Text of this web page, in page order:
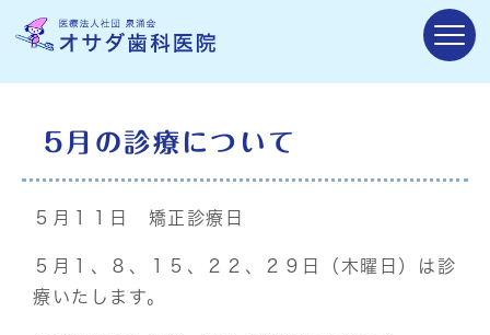
5月の診療について
５月１１日 矯正診療日
５月１、８、１５、２２、２９日（木曜日）は診
療いたします。